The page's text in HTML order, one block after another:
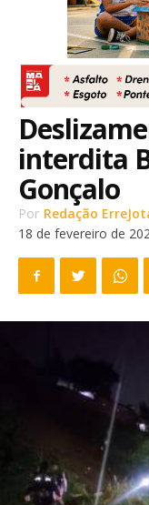
interdita
Gonçalo
Por Redação
18 de fevereiro de